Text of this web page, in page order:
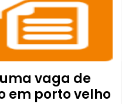
vaga de
em porto velho